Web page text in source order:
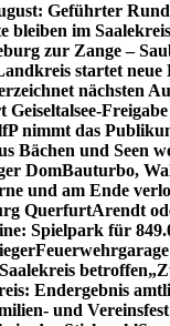
Geführter
bleiben im Saalekreis
zur Zange –
startet
nächsten
Freigabe
nimmt das
Bächen und Seen
DomBauturbo,
und am Ende
QuerfurtArendt
Spielpark für
betroffen
Endergebnis
und